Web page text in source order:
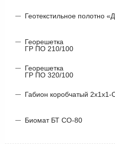
Геотекстильное полотно
Георешетка
ГР ПО 210/100
Георешетка
ГР ПО 320/100
Габион коробчатый
Биомат БТ СО-80